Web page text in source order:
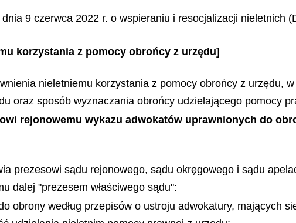
9 czerwca 2022 r. o wspieraniu i resocjalizacji nieletnich
korzystania z pomocy obrońcy z urzędu]
nieletniemu korzystania z pomocy obrońcy z urzędu,
oraz sposób wyznaczania obrońcy udzielającego pomocy
rejonowemu wykazu adwokatów uprawnionych do
prezesowi sądu rejonowego, sądu okręgowego i sądu
dalej "prezesem właściwego sądu":
obrony według przepisów o ustroju adwokatury, mających